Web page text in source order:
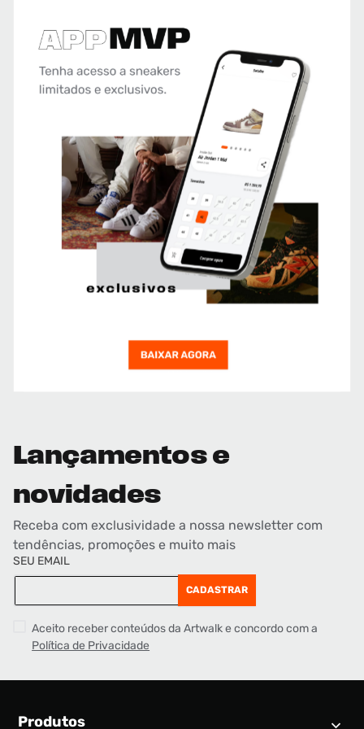
Lançamentos e
novidades
Receba com exclusividade a nossa newsletter com
tendências, promoções e muito mais
SEU EMAIL
CADASTRAR
Aceito receber conteúdos da Artwalk e concordo com a
Política de Privacidade
Produtos